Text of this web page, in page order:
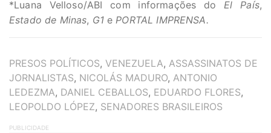
*Luana Velloso/ABI com informações doEl País,
Estado de Minas, G1ePORTAL IMPRENSA.
TAGS
PRESOS POLÍTICOS, VENEZUELA, ASSASSINATOS DE
JORNALISTAS, NICOLÁS MADURO, ANTONIO
LEDEZMA, DANIEL CEBALLOS, EDUARDO FLORES,
LEOPOLDO LÓPEZ, SENADORES BRASILEIROS
PUBLICIDADE